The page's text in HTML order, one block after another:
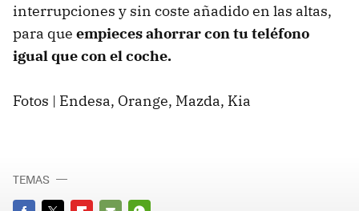
interrupciones y sin coste añadido en las altas,
para que empieces ahorrar con tu teléfono
igual que con el coche.
Fotos | Endesa, Orange, Mazda, Kia
TEMAS